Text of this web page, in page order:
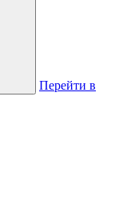
Перейти в